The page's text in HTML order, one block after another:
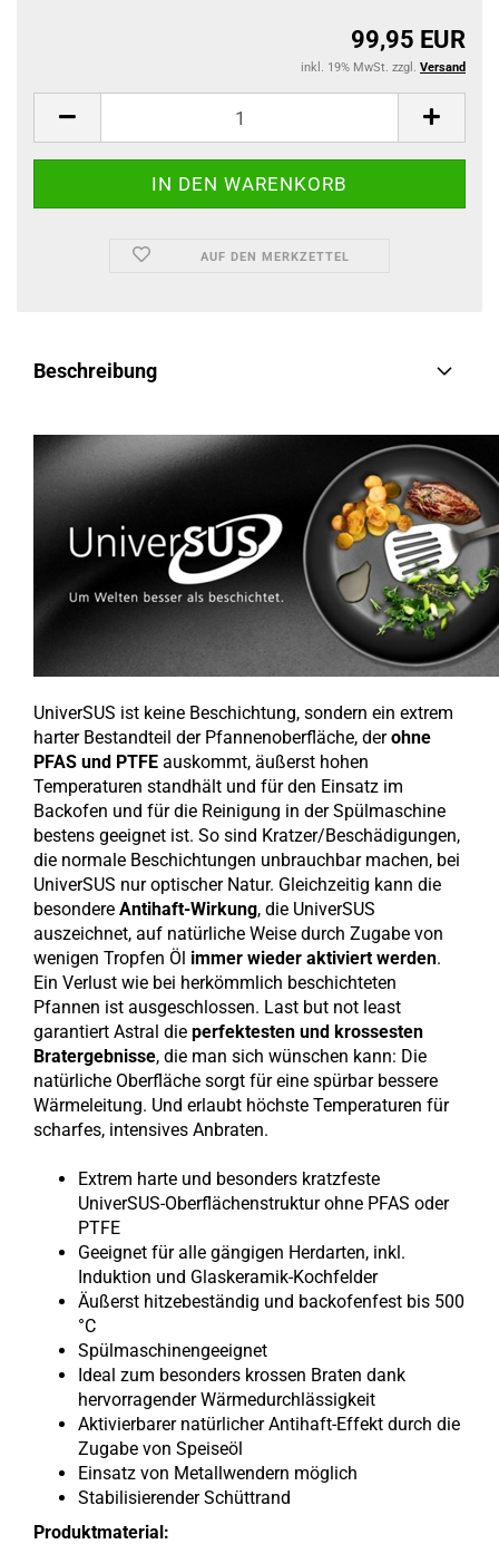
99,95 EUR
inkl. 19% MwSt. zzgl. Versand
AUF DEN MERKZETTEL
Beschreibung
UniverSUS ist keine Beschichtung, sondern ein extrem
harter Bestandteil der Pfannenoberfläche, derohne
PFAS und PTFE auskommt, äußerst hohen
Temperaturen standhält und für den Einsatz im
Backofen und für die Reinigung in der Spülmaschine
bestens geeignet ist. So sind Kratzer/Beschädigungen,
die normale Beschichtungen unbrauchbar machen, bei
UniverSUS nur optischer Natur. Gleichzeitig kann die
besondere Antihaft-Wirkung, die UniverSUS
auszeichnet, auf natürliche Weise durch Zugabe von
wenigen Tropfen Öl immer wieder aktiviert werden.
Ein Verlust wie bei herkömmlich beschichteten
Pfannen ist ausgeschlossen. Last but not least
garantiert Astral die perfektesten und krossesten
Bratergebnisse, die man sich wünschen kann: Die
natürliche Oberfläche sorgt für eine spürbar bessere
Wärmeleitung. Und erlaubt höchste Temperaturen für
scharfes, intensives Anbraten.
Extrem harte und besonders kratzfeste
UniverSUS-Oberflächenstruktur ohne PFAS oder
PTFE
Geeignet für alle gängigen Herdarten, inkl.
Induktion und Glaskeramik-Kochfelder
Äußerst hitzebeständig und backofenfest bis 500
°C
Spülmaschinengeeignet
Ideal zum besonders krossen Braten dank
hervorragender Wärmedurchlässigkeit
Aktivierbarer natürlicher Antihaft-Effekt durch die
Zugabe von Speiseöl
Einsatz von Metallwendern möglich
Stabilisierender Schüttrand
Produktmaterial: